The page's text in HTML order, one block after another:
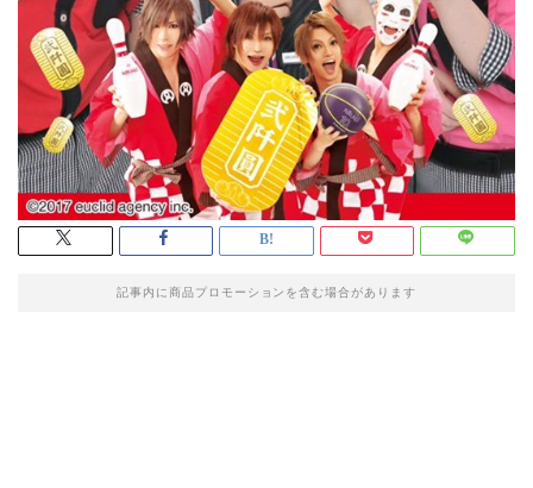
記事内に商品プロモーションを含む場合があります